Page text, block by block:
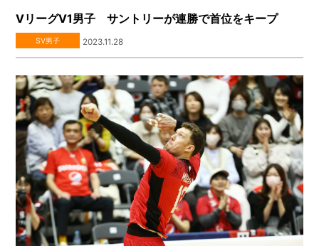
VリーグV1男子 サントリーが連勝で首位をキープ
SV男子 2023.11.28